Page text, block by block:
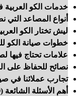
خدمات الكو
أنواع المصاعد التي
ليش تختار الكو
خطوات صيانة الكو
علامات تحتاج فيها
نصائح للحفاظ على
تجارب عملائنا في
أهم الأسئلة الشائعة (FAQ):